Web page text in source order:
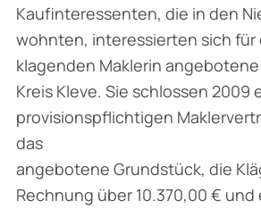
Kaufinteressenten, die in den
wohnten, interessierten sich für
klagenden Maklerin
Kreis Kleve. Sie schlossen 2009
provisionspflichtigen
das
angebotene Grundstück, die
Rechnung über 10.370,00 € und